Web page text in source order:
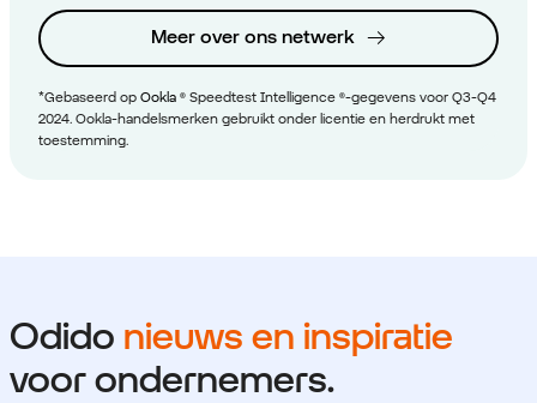
Meer over ons netwerk
*Gebaseerd op Ookla ® Speedtest Intelligence ®-gegevens voor Q3-Q4
2024. Ookla-handelsmerken gebruikt onder licentie en herdrukt met
toestemming.
Odido nieuws en inspiratie
voor ondernemers.